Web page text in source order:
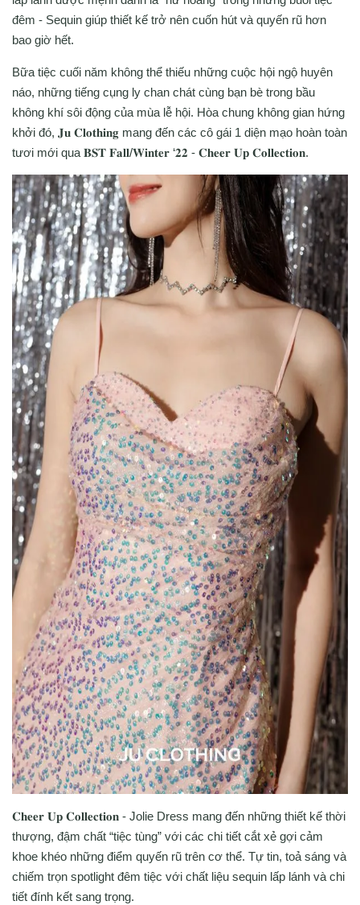
đêm - Sequin giúp thiết kế trở nên cuốn hút và quyến rũ hơn
bao giờ hết.
Bữa tiệc cuối năm không thể thiếu những cuộc hội ngộ huyên
náo, những tiếng cụng ly chan chát cùng bạn bè trong bầu
không khí sôi động của mùa lễ hội. Hòa chung không gian hứng
khởi đó, 𝐉𝐮 𝐂𝐥𝐨𝐭𝐡𝐢𝐧𝐠 mang đến các cô gái 1 diện mạo hoàn toàn
tươi mới qua 𝐁𝐒𝐓 𝐅𝐚𝐥𝐥/𝐖𝐢𝐧𝐭𝐞𝐫 ‘𝟐𝟐 - 𝐂𝐡𝐞𝐞𝐫 𝐔𝐩 𝐂𝐨𝐥𝐥𝐞𝐜𝐭𝐢𝐨𝐧.
𝐂𝐡𝐞𝐞𝐫 𝐔𝐩 𝐂𝐨𝐥𝐥𝐞𝐜𝐭𝐢𝐨𝐧 - Jolie Dress mang đến những thiết kế thời
thượng, đậm chất “tiệc tùng” với các chi tiết cắt xẻ gợi cảm
khoe khéo những điểm quyến rũ trên cơ thể. Tự tin, toả sáng và
chiếm trọn spotlight đêm tiệc với chất liệu sequin lấp lánh và chi
tiết đính kết sang trọng.